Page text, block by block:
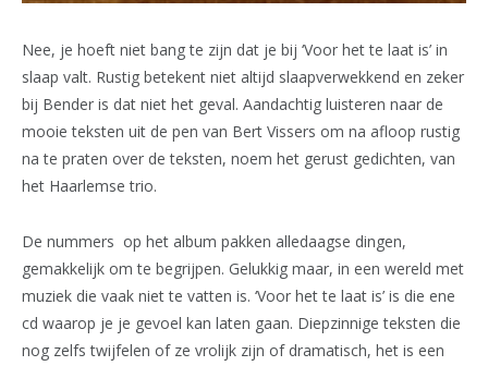
Nee, je hoeft niet bang te zijn dat je bij ‘Voor het te laat is’ in
slaap valt. Rustig betekent niet altijd slaapverwekkend en zeker
bij Bender is dat niet het geval. Aandachtig luisteren naar de
mooie teksten uit de pen van Bert Vissers om na afloop rustig
na te praten over de teksten, noem het gerust gedichten, van
het Haarlemse trio.
De nummers op het album pakken alledaagse dingen,
gemakkelijk om te begrijpen. Gelukkig maar, in een wereld met
muziek die vaak niet te vatten is. ‘Voor het te laat is’ is die ene
cd waarop je je gevoel kan laten gaan. Diepzinnige teksten die
nog zelfs twijfelen of ze vrolijk zijn of dramatisch, het is een